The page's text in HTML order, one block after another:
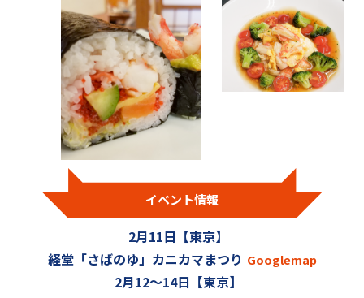
イベント情報
2月11日 【東京】
経堂「さばのゆ」カニカマまつり Googlemap
2月12〜14日 【東京】